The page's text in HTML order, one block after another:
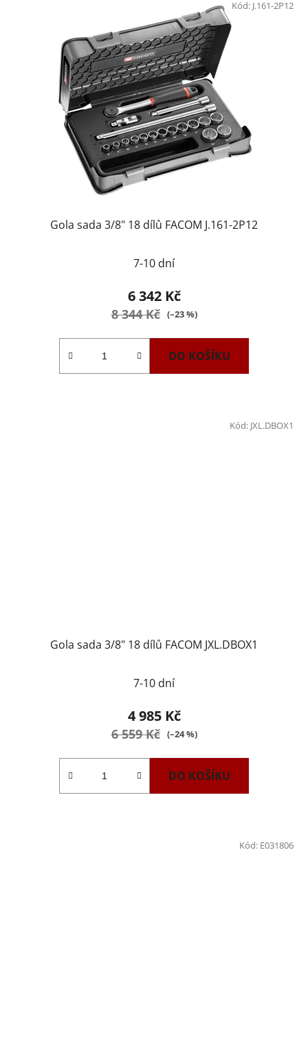
Gola sada 3/8" 18 dílů FACOM J.161-2P12
7-10 dní
6 342 Kč
8 344 Kč (–23 %)
DO KOŠÍKU
Kód: J.161-2P12
Gola sada 3/8" 18 dílů FACOM JXL.DBOX1
7-10 dní
4 985 Kč
6 559 Kč (–24 %)
DO KOŠÍKU
Kód: JXL.DBOX1
Kód: E031806